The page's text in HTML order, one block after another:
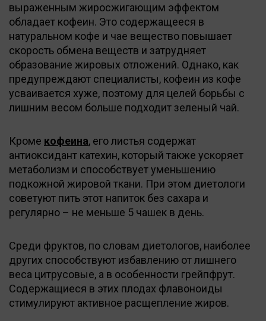
выраженным жиросжигающим эффектом
обладает кофеин. Это содержащееся в
натуральном кофе и чае вещество повышает
скорость обмена веществ и затрудняет
образование жировых отложений. Однако, как
предупреждают специалисты, кофеин из кофе
усваивается хуже, поэтому для целей борьбы с
лишним весом больше подходит зеленый чай.
Кроме кофеина, его листья содержат
антиоксидант катехин, который также ускоряет
метаболизм и способствует уменьшению
подкожной жировой ткани. При этом диетологи
советуют пить этот напиток без сахара и
регулярно – не меньше 5 чашек в день.
Среди фруктов, по словам диетологов, наиболее
других способствуют избавлению от лишнего
веса цитрусовые, а в особенности грейпфрут.
Содержащиеся в этих плодах флавоноиды
стимулируют активное расщепление жиров.